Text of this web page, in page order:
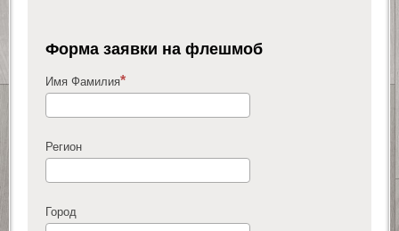
Форма заявки на флешмоб
Имя Фамилия
Регион
Город